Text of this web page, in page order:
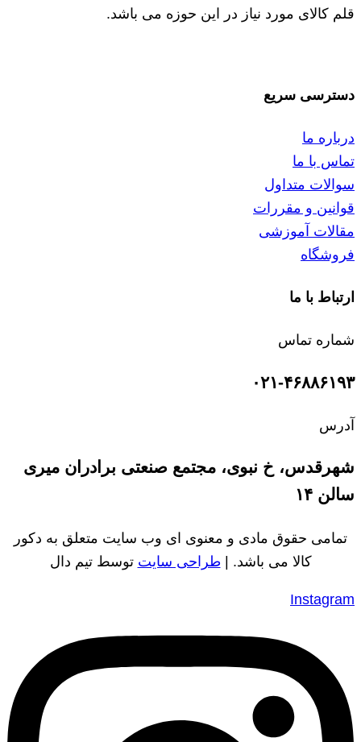
قلم کالای مورد نیاز در این حوزه می باشد.
دسترسی سریع
درباره ما
تماس با ما
سوالات متداول
قوانین و مقررات
مقالات آموزشی
فروشگاه
ارتباط با ما
شماره تماس
۰۲۱-۴۶۸۸۶۱۹۳
آدرس
شهرقدس، خ نبوی، مجتمع صنعتی برادران میری
سالن ۱۴
تمامی حقوق مادی و معنوی ای وب سایت متعلق به دکور
کالا می باشد. | طراحی سایت توسط تیم دال
Instagram